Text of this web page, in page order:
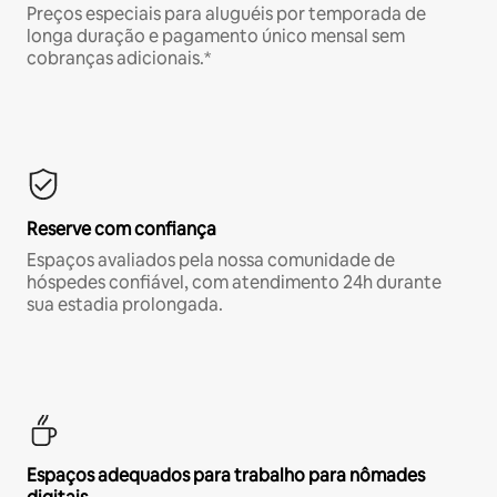
Preços especiais para aluguéis por temporada de
longa duração e pagamento único mensal sem
cobranças adicionais.*
Reserve com confiança
Espaços avaliados pela nossa comunidade de
hóspedes confiável, com atendimento 24h durante
sua estadia prolongada.
Espaços adequados para trabalho para nômades